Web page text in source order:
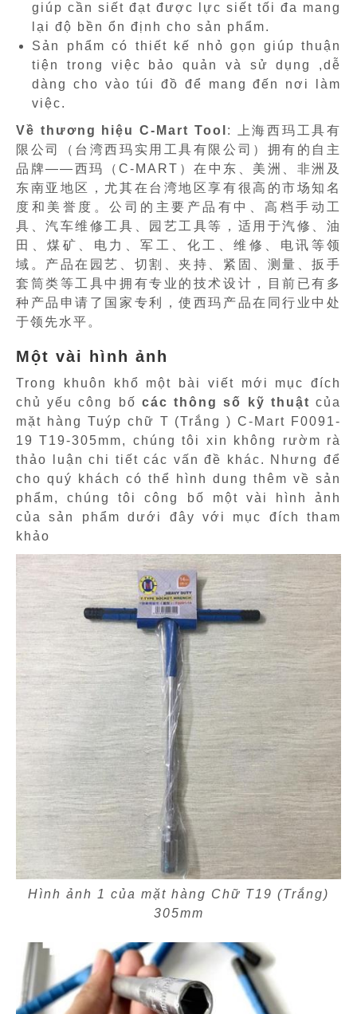
giúp cần siết đạt được lực siết tối đa mang
lại độ bền ổn định cho sản phẩm.
Sản phẩm có thiết kế nhỏ gọn giúp thuận
tiện trong việc bảo quản và sử dụng ,dễ
dàng cho vào túi đồ để mang đến nơi làm
việc.
Về thương hiệu C-Mart Tool : 上海西玛工具有
限公司（台湾西玛实用工具有限公司）拥有的自主
品牌——西玛（C-MART）在中东、美洲、非洲及
东南亚地区，尤其在台湾地区享有很高的市场知名
度和美誉度。公司的主要产品有中、高档手动工
具、汽车维修工具、园艺工具等，适用于汽修、油
田、煤矿、电力、军工、化工、维修、电讯等领
域。产品在园艺、切割、夹持、紧固、测量、扳手
套筒类等工具中拥有专业的技术设计，目前已有多
种产品申请了国家专利，使西玛产品在同行业中处
于领先水平。
Một vài hình ảnh
Trong khuôn khổ một bài viết mới mục đích
chủ yếu công bố các thông số kỹ thuật của
mặt hàng Tuýp chữ T (Trắng ) C-Mart F0091-
19 T19-305mm, chúng tôi xin không rườm rà
thảo luận chi tiết các vấn đề khác. Nhưng để
cho quý khách có thể hình dung thêm về sản
phẩm, chúng tôi công bố một vài hình ảnh
của sản phẩm dưới đây với mục đích tham
khảo
Hình ảnh 1 của mặt hàng Chữ T19 (Trắng)
305mm